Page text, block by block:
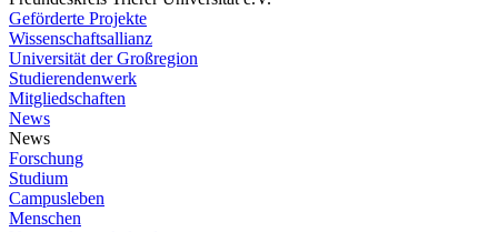
Geförderte Projekte
Wissenschaftsallianz
Universität der Großregion
Studierendenwerk
Mitgliedschaften
News
News
Forschung
Studium
Campusleben
Menschen